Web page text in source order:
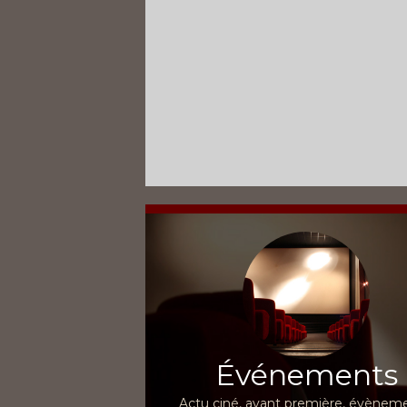
Événements
Actu ciné, avant première,